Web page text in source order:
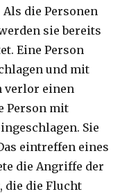
die Personen
sie bereits
Eine Person
und mit
verlor einen
Person mit
Sie
eintreffen eines
die Angriffe der
die die Flucht